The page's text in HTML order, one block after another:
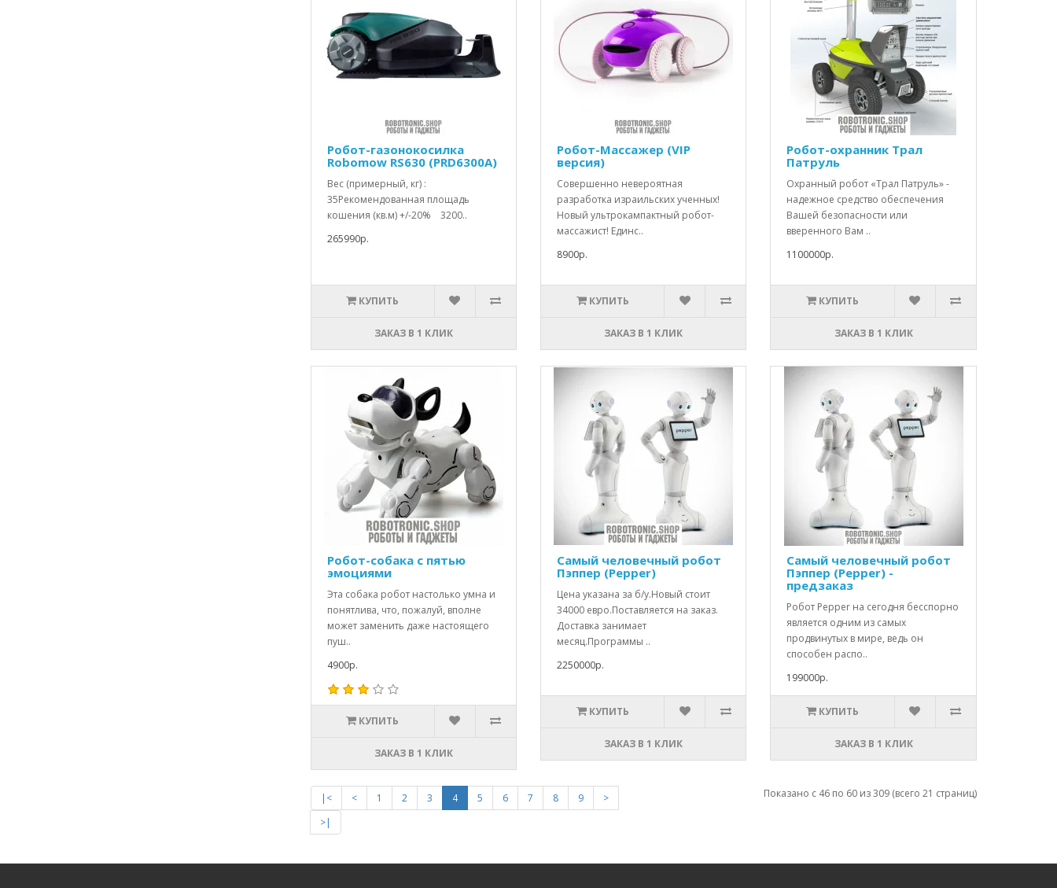
Робот-газонокосилка
Robomow RS630 (PRD6300A)
Вес (примерный, кг) :
35Рекомендованная площадь
кошения (кв.м) +/-20% 3200..
265990р.
КУПИТЬ
ЗАКАЗ В 1 КЛИК
Робот-Массажер (VIP
версия)
Совершенно невероятная
разработка израильских ученных!
Новый ультрокампактный робот-
массажист! Единс..
8900р.
КУПИТЬ
ЗАКАЗ В 1 КЛИК
Робот-охранник Трал
Патруль
Охранный робот «Трал Патруль» -
надежное средство обеспечения
Вашей безопасности или
вверенного Вам ..
1100000р.
КУПИТЬ
ЗАКАЗ В 1 КЛИК
Робот-собака с пятью
эмоциями
Эта собака робот настолько умна и
понятлива, что, пожалуй, вполне
может заменить даже настоящего
пуш..
4900р.
КУПИТЬ
ЗАКАЗ В 1 КЛИК
Самый человечный робот
Пэппер (Pepper)
Цена указана за б/у.Новый стоит
34000 евро.Поставляется на заказ.
Доставка занимает
месяц.Программы ..
2250000р.
КУПИТЬ
ЗАКАЗ В 1 КЛИК
Самый человечный робот
Пэппер (Pepper) -
предзаказ
Робот Pepper на сегодня бесспорно
является одним из самых
продвинутых в мире, ведь он
способен распо..
199000р.
КУПИТЬ
ЗАКАЗ В 1 КЛИК
|< < 1 2 3 4 5 6 7 8 9
>
>|
Показано с 46 по 60 из 309 (всего 21 страниц)